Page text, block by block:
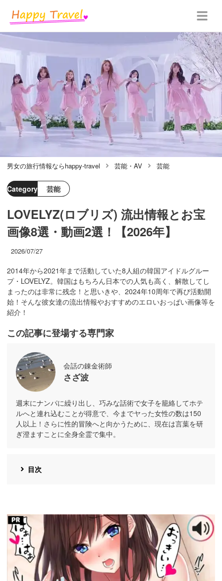
男女の旅行情報ならhappy-travel 芸能・AV 芸能
Category 芸能
LOVELYZ(ロブリズ) 流出情報とお宝
画像8選・動画2選！【2026年】
2026/07/27
2014年から2021年まで活動していた8人組の韓国アイドルグルー
プ・LOVELYZ。韓国はもちろん日本での人気も高く、解散してし
まったのは非常に残念！と思いきや、2024年10周年で再び活動開
始！そんな彼女達の流出情報やおすすめのエロいおっぱい画像等を
紹介！
この記事に登場する専門家
会話の錬金術師
さざ波
週末にナンパに繰り出し、巧みな話術で女子を籠絡してホテ
ルへと連れ込むことが得意で、今までヤった女性の数は150
人以上！さらに性的冒険へと向かうために、現在は言葉を研
ぎ澄ますことに全身全霊で集中。
目次
https://cv-
measurement.com/ad/p/r?
medium=260&ad=687&creative=590